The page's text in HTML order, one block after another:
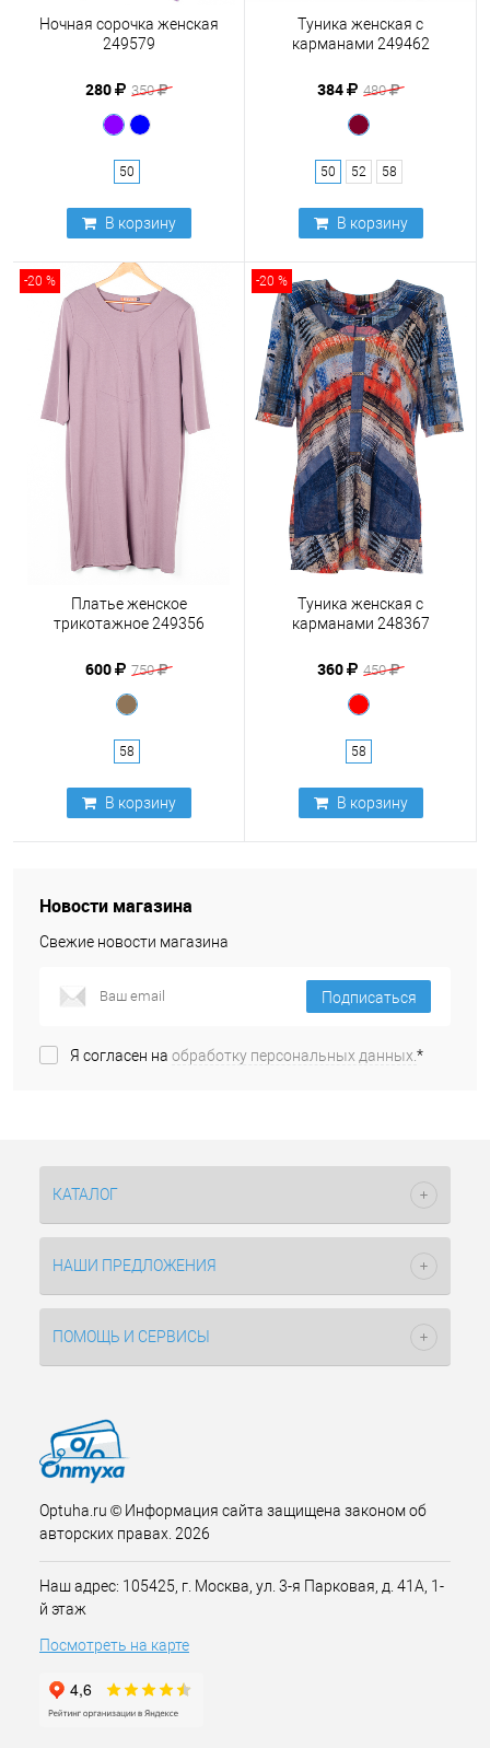
Ночная сорочка женская
249579
280 350
50
В корзину
Туника женская с
карманами 249462
384 480
50 52 58
В корзину
-20 %
Платье женское
трикотажное 249356
600 750
58
В корзину
-20 %
Туника женская с
карманами 248367
360 450
58
В корзину
Новости магазина
Свежие новости магазина
Подписаться
Я согласен на обработку персональных данных.*
КАТАЛОГ
НАШИ ПРЕДЛОЖЕНИЯ
ПОМОЩЬ И СЕРВИСЫ
Optuha.ru © Информация сайта защищена законом об
авторских правах. 2026
Наш адрес: 105425, г. Москва, ул. 3-я Парковая, д. 41А, 1-
й этаж
Посмотреть на карте